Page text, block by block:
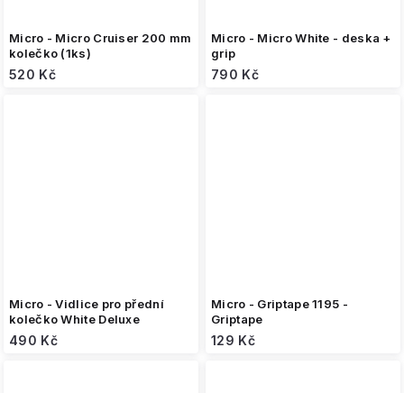
Micro - Micro Cruiser 200 mm
kolečko (1ks)
520 Kč
Micro - Micro White - deska +
grip
790 Kč
Micro - Vidlice pro přední
kolečko White Deluxe
490 Kč
Micro - Griptape 1195 -
Griptape
129 Kč